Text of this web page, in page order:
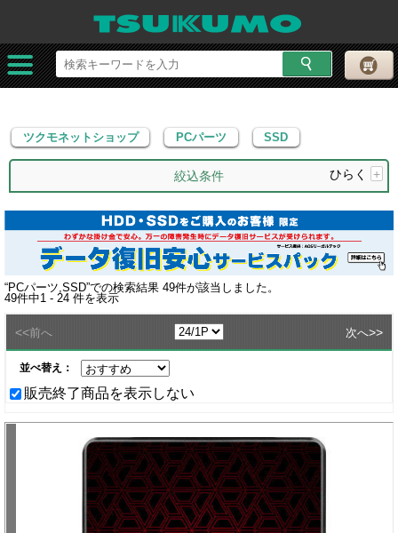
ツクモネットショップ PCパーツ
ツクモネットショップ PCパーツ SSD
絞込条件 ひらく +
“PCパーツ,SSD”での検索結果 49件が該当しました。
49件中1 - 24 件を表示
<<前へ 次へ>>
並べ替え：
販売終了商品を表示しない